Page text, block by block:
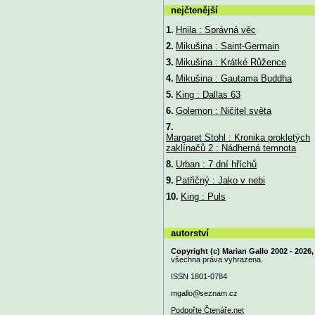
nejčtenější
1. Hnila : Správná věc
2. Mikušina : Saint-Germain
3. Mikušina : Krátké Růžence
4. Mikušina : Gautama Buddha
5. King : Dallas 63
6. Golemon : Ničitel světa
7.
Margaret Stohl : Kronika prokletých
zaklínačů 2 : Nádherná temnota
8. Urban : 7 dní hříchů
9. Patřičný : Jako v nebi
10. King : Puls
autorství
Copyright (c) Marian Gallo 2002 - 2026,
všechna práva vyhrazena.
ISSN 1801-0784
mgallo@seznam.cz
Podpořte Čtenáře.net